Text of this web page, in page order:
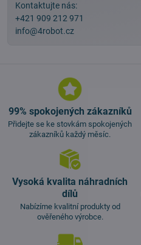
Kontaktujte nás:
+421 909 212 971
info@4robot.cz
99% spokojených zákazníků
Přidejte se ke stovkám spokojených
zákazníků každý měsíc.
Vysoká kvalita náhradních
dílů
Nabízíme kvalitní produkty od
ověřeného výrobce.